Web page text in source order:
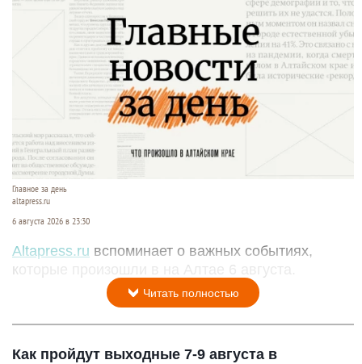
Главное за день
altapress.ru
6 августа 2026 в 23:30
Altapress.ru вспоминает о важных событиях,
которые произошли в на Алтае 6 августа.
Читать полностью
Как пройдут выходные 7-9 августа в